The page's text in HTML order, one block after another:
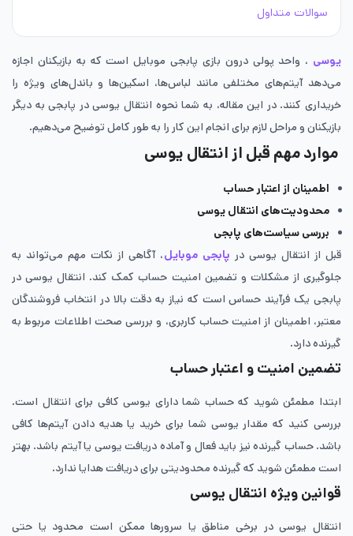
سوالات متداول
یوسی ، واحد پولی درون بازی پابجی موبایل است که به بازیکنان اجازه
می‌دهد آیتم‌های مختلفی مانند لباس‌ها، اسکین‌ها و باندل‌های ویژه را
خریداری کنند. در این مقاله، به شما نحوه انتقال یوسی در پابجی به دیگر
بازیکنان و مراحل لازم برای انجام این کار را به طور کامل توضیح می‌دهیم.
موارد مهم قبل از انتقال یوسی
اطمینان از اعتبار حساب
محدودیت‌های انتقال یوسی
بررسی سیاست‌های پابجی
قبل از انتقال یوسی در پابجی موبایل، آگاهی از نکات مهم می‌تواند به
جلوگیری از مشکلات و تضمین امنیت حساب کمک کند. انتقال یوسی در
پابجی یک فرآیند حساس است که نیاز به دقت بالا در انتخاب فروشندگان
معتبر، اطمینان از امنیت حساب کاربری، و بررسی صحت اطلاعات مربوط به
گیرنده دارد.
تضمین امنیت و اعتبار حساب
ابتدا مطمئن شوید که حساب شما دارای یوسی کافی برای انتقال است.
بررسی کنید که مقدار یوسی شما برای خرید یا هدیه دادن آیتم‌ها کافی
باشد. حساب گیرنده نیز باید فعال و آماده دریافت یوسی یا آیتم باشد. بهتر
است مطمئن شوید که گیرنده محدودیتی برای دریافت هدایا ندارد.
قوانین ویژه انتقال یوسی
انتقال یوسی در برخی مناطق یا سرورها ممکن است محدود یا حتی